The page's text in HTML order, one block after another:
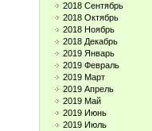
2018 Сентябрь
2018 Октябрь
2018 Ноябрь
2018 Декабрь
2019 Январь
2019 Февраль
2019 Март
2019 Апрель
2019 Май
2019 Июнь
2019 Июль